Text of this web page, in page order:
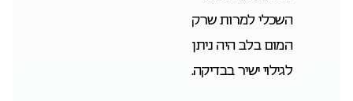
השכלי למרות שרק
המום בלב היה ניתן
לגילוי ישיר בבדיקה.